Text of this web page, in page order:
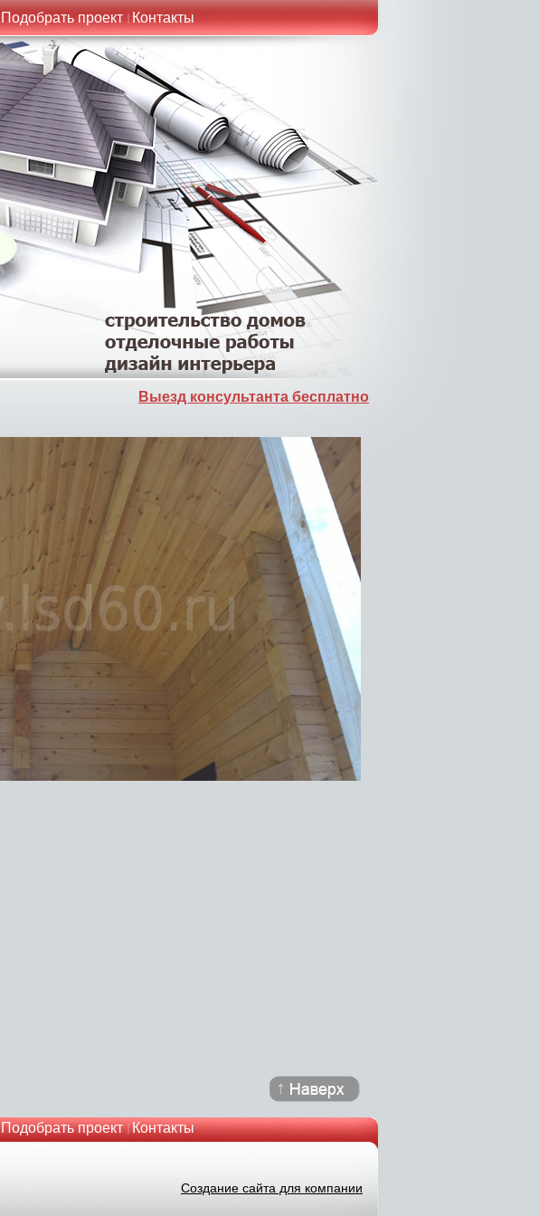
Подобрать проект Контакты
Выезд консультанта бесплатно
Подобрать проект Контакты
Создание сайта для компании